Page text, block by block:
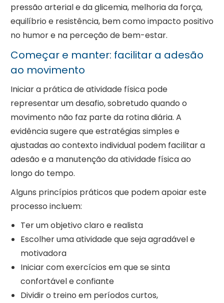
pressão arterial e da glicemia, melhoria da força,
equilíbrio e resistência, bem como impacto positivo
no humor e na perceção de bem-estar.
Começar e manter: facilitar a adesão
ao movimento
Iniciar a prática de atividade física pode
representar um desafio, sobretudo quando o
movimento não faz parte da rotina diária. A
evidência sugere que estratégias simples e
ajustadas ao contexto individual podem facilitar a
adesão e a manutenção da atividade física ao
longo do tempo.
Alguns princípios práticos que podem apoiar este
processo incluem:
Ter um objetivo claro e realista
Escolher uma atividade que seja agradável e
motivadora
Iniciar com exercícios em que se sinta
confortável e confiante
Dividir o treino em períodos curtos,